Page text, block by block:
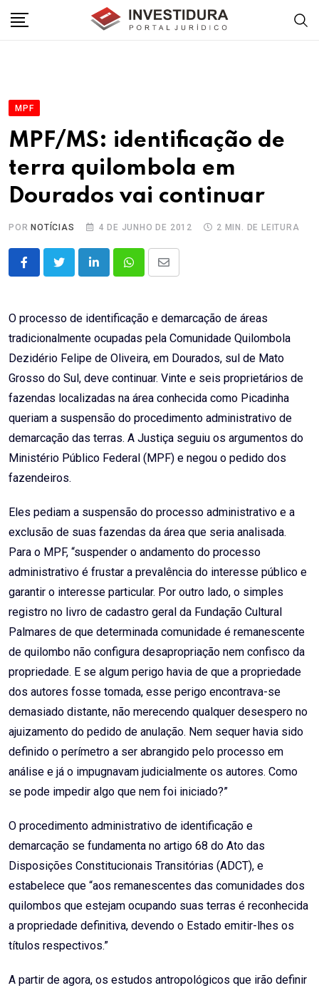
MPF
MPF/MS: identificação de
terra quilombola em
Dourados vai continuar
POR NOTÍCIAS 4 DE JUNHO DE 2012 2 MIN. DE LEITURA
LinkedInWhatsappShare
Email
O processo de identificação e demarcação de áreas
tradicionalmente ocupadas pela Comunidade Quilombola
Dezidério Felipe de Oliveira, em Dourados, sul de Mato
Grosso do Sul, deve continuar. Vinte e seis proprietários de
fazendas localizadas na área conhecida como Picadinha
queriam a suspensão do procedimento administrativo de
demarcação das terras. A Justiça seguiu os argumentos do
Ministério Público Federal (MPF) e negou o pedido dos
fazendeiros.
Eles pediam a suspensão do processo administrativo e a
exclusão de suas fazendas da área que seria analisada.
Para o MPF, “suspender o andamento do processo
administrativo é frustar a prevalência do interesse público e
garantir o interesse particular. Por outro lado, o simples
registro no livro de cadastro geral da Fundação Cultural
Palmares de que determinada comunidade é remanescente
de quilombo não configura desapropriação nem confisco da
propriedade. E se algum perigo havia de que a propriedade
dos autores fosse tomada, esse perigo encontrava-se
demasiado distante, não merecendo qualquer desespero no
ajuizamento do pedido de anulação. Nem sequer havia sido
definido o perímetro a ser abrangido pelo processo em
análise e já o impugnavam judicialmente os autores. Como
se pode impedir algo que nem foi iniciado?”
O procedimento administrativo de identificação e
demarcação se fundamenta no artigo 68 do Ato das
Disposições Constitucionais Transitórias (ADCT), e
estabelece que “aos remanescentes das comunidades dos
quilombos que estejam ocupando suas terras é reconhecida
a propriedade definitiva, devendo o Estado emitir-lhes os
títulos respectivos.”
A partir de agora, os estudos antropológicos que irão definir